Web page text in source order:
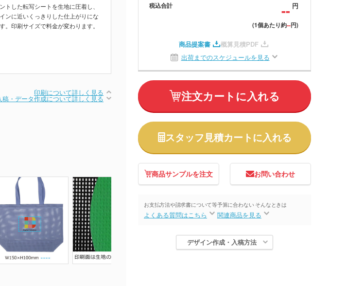
トした転写シートを生地に圧着し、
ンに近いくっきりした仕上がりにな
。印刷サイズで料金が変わります。
印刷について詳しく見る
稿・データ作成について詳しく見る
税込合計
-- 円
(1個あたり約--円)
商品提案書
概算見積PDF
出荷までのスケジュールを見る
注文カートに入れる
スタッフ見積カートに入れる
商品サンプルを注文 お問い合わせ
お支払方法や請求書について等
よくある質問はこちら
予算に合わない そんなときは
関連商品を見る
デザイン作成・入稿方法